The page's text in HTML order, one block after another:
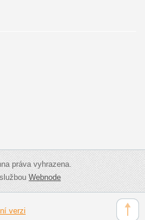
práva vyhrazena.
Webnode
verzi